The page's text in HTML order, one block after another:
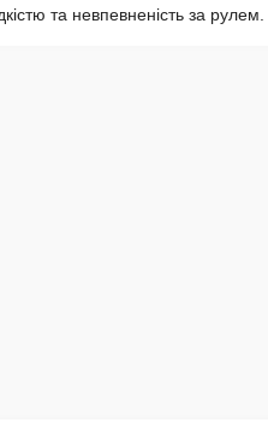
та невпевненість за рулем.